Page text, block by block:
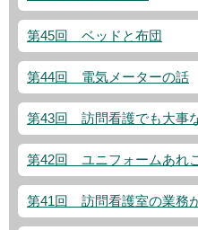
第45回 ベッドと布団
第44回 電気メーターの話
第43回 訪問看護でも大事
第42回 ユニフォームあれ
第41回 訪問看護室の業務